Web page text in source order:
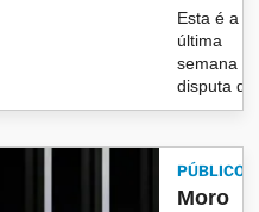
Esta é a
última
semana
disputa
PÚBLICO
Moro